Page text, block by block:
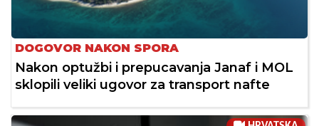
DOGOVOR NAKON SPORA
Nakon optužbi i prepucavanja Janaf i MOL
sklopili veliki ugovor za transport nafte